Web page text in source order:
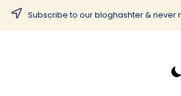
Subscribe to our bloghashter & never